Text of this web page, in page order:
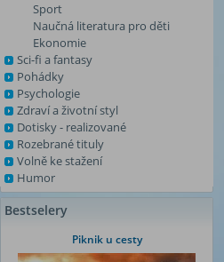
Sport
Naučná literatura pro děti
Ekonomie
Sci-fi a fantasy
Pohádky
Psychologie
Zdraví a životní styl
Dotisky - realizované
Rozebrané tituly
Volně ke stažení
Humor
Bestselery
Piknik u cesty